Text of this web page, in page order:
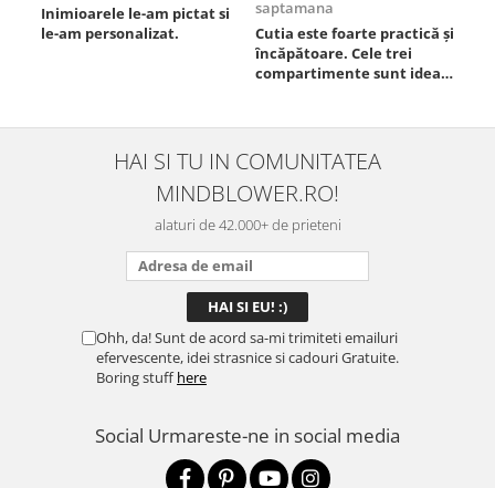
Inimioarele le-am pictat si
le-am personalizat.
saptamana
Cutia este foarte practică și
încăpătoare. Cele trei
compartimente sunt ideale
este sigură, fără scurgeri. O
folosesc aproape zilnic la
serviciu și sunt foarte
mulțumită.
HAI SI TU IN COMUNITATEA
MINDBLOWER.RO!
alaturi de 42.000+ de prieteni
Ohh, da! Sunt de acord sa-mi trimiteti emailuri
efervescente, idei strasnice si cadouri Gratuite.
Boring stuffhere
Social Urmareste-ne in social media